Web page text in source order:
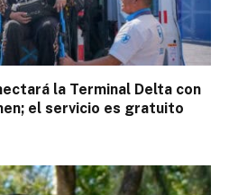
la Terminal Delta con
el servicio es gratuito